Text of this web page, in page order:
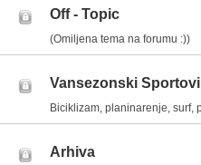
Off - Topic
(Omiljena tema na forumu :))
Vansezonski Sportovi
Biciklizam, planinarenje, surf,
Arhiva